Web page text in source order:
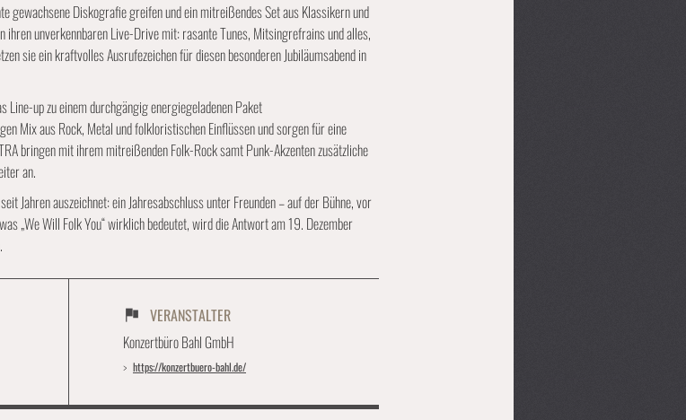
gewachsene Diskografie greifen und ein mitreißendes Set aus Klassikern und
ihren unverkennbaren Live-Drive mit: rasante Tunes, Mitsingrefrains und alles,
sie ein kraftvolles Ausrufezeichen für diesen besonderen Jubiläumsabend in
up zu einem durchgängig energiegeladenen Paket
Mix aus Rock, Metal und folkloristischen Einflüssen und sorgen für eine
bringen mit ihrem mitreißenden Folk-Rock samt Punk-Akzenten zusätzliche
an.
Jahren auszeichnet: ein Jahresabschluss unter Freunden – auf der Bühne, vor
„We Will Folk You“ wirklich bedeutet, wird die Antwort am 19. Dezember
VERANSTALTER
Konzertbüro Bahl GmbH
https://konzertbuero-bahl.de/